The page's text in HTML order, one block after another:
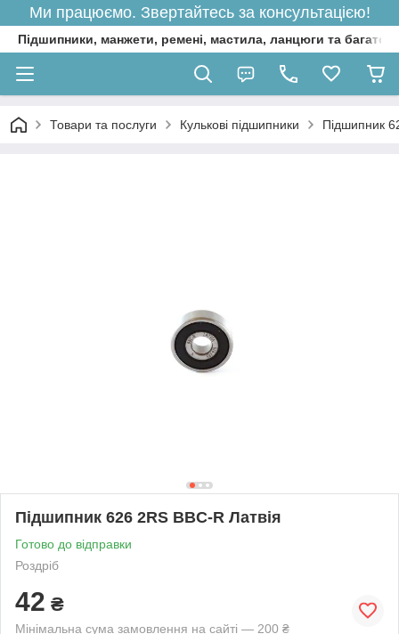
Ми працюємо. Звертайтесь за консультацією!
Підшипники, манжети, ремені, мастила, ланцюги та багато
Товари та послуги Кулькові підшипники Підшипник
Підшипник 626 2RS BBC-R Латвія
Готово до відправки
Роздріб
42 ₴
Мінімальна сума замовлення на сайті — 200 ₴